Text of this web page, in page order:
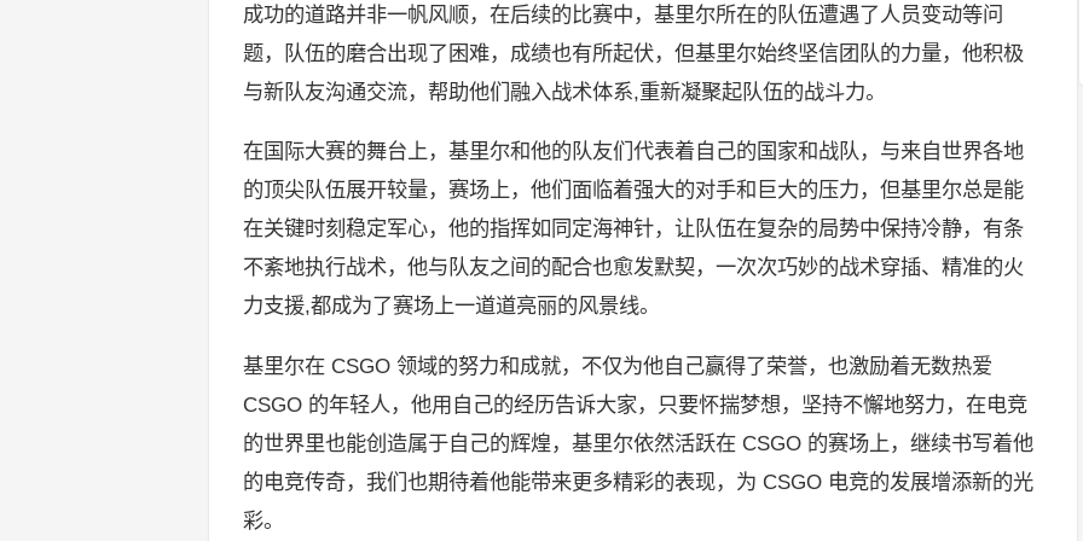
成功的道路并非一帆风顺，在后续的比赛中，基里尔所在的队伍遭遇了人员变动等问
题，队伍的磨合出现了困难，成绩也有所起伏，但基里尔始终坚信团队的力量，他积极
与新队友沟通交流，帮助他们融入战术体系,重新凝聚起队伍的战斗力。
在国际大赛的舞台上，基里尔和他的队友们代表着自己的国家和战队，与来自世界各地
的顶尖队伍展开较量，赛场上，他们面临着强大的对手和巨大的压力，但基里尔总是能
在关键时刻稳定军心，他的指挥如同定海神针，让队伍在复杂的局势中保持冷静，有条
不紊地执行战术，他与队友之间的配合也愈发默契，一次次巧妙的战术穿插、精准的火
力支援,都成为了赛场上一道道亮丽的风景线。
基里尔在 CSGO 领域的努力和成就，不仅为他自己赢得了荣誉，也激励着无数热爱
CSGO 的年轻人，他用自己的经历告诉大家，只要怀揣梦想，坚持不懈地努力，在电竞
的世界里也能创造属于自己的辉煌，基里尔依然活跃在 CSGO 的赛场上，继续书写着他
的电竞传奇，我们也期待着他能带来更多精彩的表现，为 CSGO 电竞的发展增添新的光
彩。